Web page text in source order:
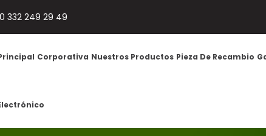
332 249 29 49
Corporativa Nuestros Productos Pieza De Recambio